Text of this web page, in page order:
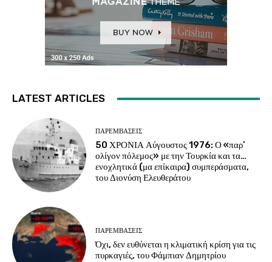
LATEST ARTICLES
ΠΑΡΕΜΒΑΣΕΙΣ
50 ΧΡΟΝΙΑ Αύγουστος 1976: Ο «παρ’
ολίγον πόλεμος» με την Τουρκία και τα…
ενοχλητικά (μα επίκαιρα) συμπεράσματα,
του Διονύση Ελευθεράτου
ΠΑΡΕΜΒΑΣΕΙΣ
Όχι, δεν ευθύνεται η κλιματική κρίση για τις
πυρκαγιές, του Φάμπιαν Δημητρίου